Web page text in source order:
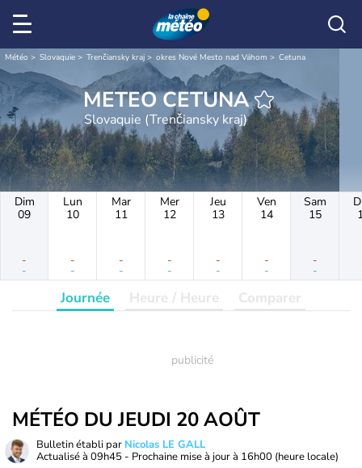
Météo Slovaquie Trenčiansky kraj okres Nové Mesto nad Váhom Cetuna
METEO CETUNA
Slovaquie (Trenčiansky kraj)
Dim
09
-
-
Lun
10
-
-
Mar
11
-
-
Mer
12
-
-
Jeu
13
-
-
Ven
14
-
-
Sam
15
-
-
Journée Heure / Heure Comparer
MÉTÉO DU JEUDI 20 AOÛT
Bulletin établi par Nicolas LE GALL
Actualisé à 09h45 - Prochaine mise à jour à 16h00 (heure locale)